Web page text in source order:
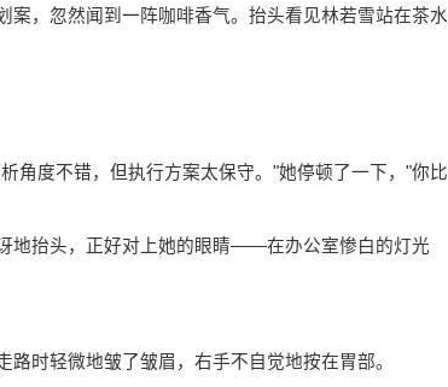
，忽然闻到一阵咖啡香气。抬头看见林若雪站在茶水
角度不错，但执行方案太保守。"她停顿了一下，"你比
地抬头，正好对上她的眼睛——在办公室惨白的灯光
时轻微地皱了皱眉，右手不自觉地按在胃部。